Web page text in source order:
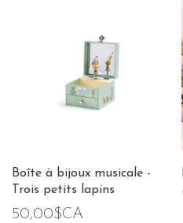
Boîte à bijoux musicale -
Trois petits lapins
50,00$CA